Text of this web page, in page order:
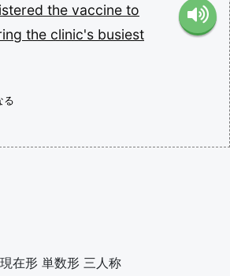
the vaccine to
the clinic's busiest
る
現在形 単数形 三人称